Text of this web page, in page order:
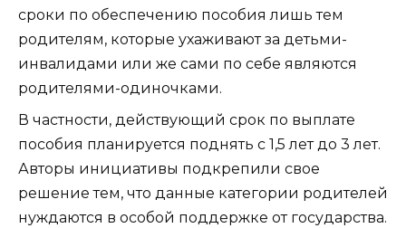
сроки по обеспечению пособия лишь тем
родителям, которые ухаживают за детьми-
инвалидами или же сами по себе являются
родителями-одиночками.
В частности, действующий срок по выплате
пособия планируется поднять с 1,5 лет до 3 лет.
Авторы инициативы подкрепили свое
решение тем, что данные категории родителей
нуждаются в особой поддержке от государства.